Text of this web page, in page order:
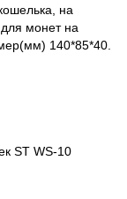
на
монет на
140*85*40.
ST WS-10